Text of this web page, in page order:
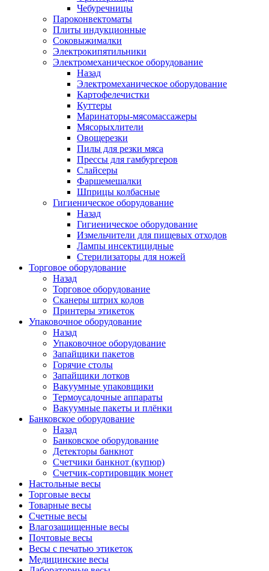
Чебуречницы
Пароконвектоматы
Плиты индукционные
Соковыжималки
Электрокипятильники
Электромеханическое оборудование
Назад
Электромеханическое оборудование
Картофелечистки
Куттеры
Маринаторы-мясомассажеры
Мясорыхлители
Овощерезки
Пилы для резки мяса
Прессы для гамбургеров
Слайсеры
Фаршемешалки
Шприцы колбасные
Гигиеническое оборудование
Назад
Гигиеническое оборудование
Измельчители для пищевых отходов
Лампы инсектицидные
Стерилизаторы для ножей
Торговое оборудование
Назад
Торговое оборудование
Сканеры штрих кодов
Принтеры этикеток
Упаковочное оборудование
Назад
Упаковочное оборудование
Запайщики пакетов
Горячие столы
Запайщики лотков
Вакуумные упаковщики
Термоусадочные аппараты
Вакуумные пакеты и плёнки
Банковское оборудование
Назад
Банковское оборудование
Детекторы банкнот
Cчетчики банкнот (купюр)
Счетчик-сортировщик монет
Настольные весы
Торговые весы
Товарные весы
Счетные весы
Влагозащищенные весы
Почтовые весы
Весы с печатью этикеток
Медицинские весы